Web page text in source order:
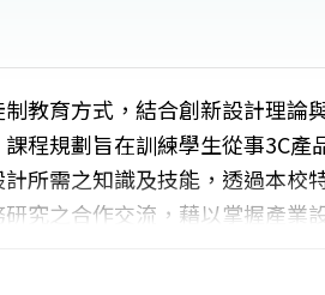
教育方式，結合創新設計理論
程規劃旨在訓練學生從事3C產
所需之知識及技能，透過本校
究之合作交流，藉以掌握產業